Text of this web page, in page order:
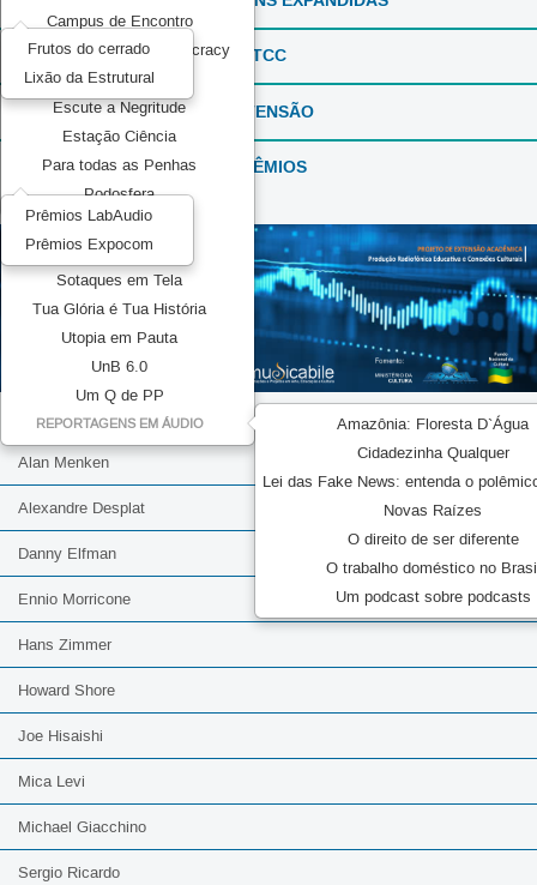
Ficção em Áudio
Produções Experimentais
Recorda_SONS
Reportagens Especiais
Série ou Programa Especial
Sintonia Literária
TeMATIZaSONS
Campus de Encontro
Communication and Democracy
Elas por Elas
Escute a Negritude
Estação Ciência
Para todas as Penhas
Podosfera
Pretos no topo
Mídia Pública
Sotaques em Tela
Tua Glória é Tua História
Utopia em Pauta
UnB 6.0
Um Q de PP
REPORTAGENS EM ÁUDIO
Amazônia: Floresta D`Água
Cidadezinha Qualquer
Lei das Fake News: entenda o
Novas Raízes
O direito de ser diferente
O trabalho doméstico no
Um podcast sobre podcasts
Frutos do cerrado
Lixão da Estrutural
TCC
EXTENSÃO
PRÊMIOS
Prêmios LabAudio
Prêmios Expocom
Alan Menken
Alexandre Desplat
Danny Elfman
Ennio Morricone
Hans Zimmer
Howard Shore
Joe Hisaishi
Mica Levi
Michael Giacchino
Sergio Ricardo